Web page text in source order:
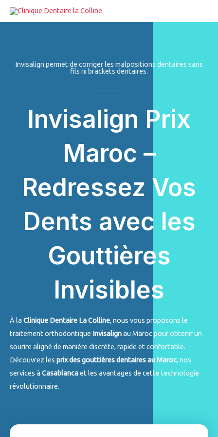
Aller
Invisalign permet de corriger les malpositions dentaires sans
fils ni brackets dentaires.
Invisalign Prix
Maroc –
Redressez Vos
Dents avec les
Gouttières
Invisibles
À la Clinique Dentaire La Colline, nous vous proposons le
traitement orthodontique Invisalignau Maroc pour obtenir un
sourire aligné de manière discrète, rapide et confortable.
Découvrez les prix des gouttières dentaires au Maroc, nos
services à Casablancaet les avantages de cette technologie
révolutionnaire.